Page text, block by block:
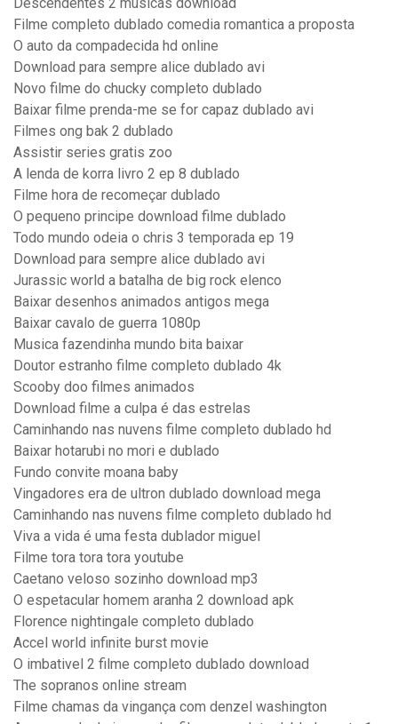
Descendentes 2 musicas download
Filme completo dublado comedia romantica a proposta
O auto da compadecida hd online
Download para sempre alice dublado avi
Novo filme do chucky completo dublado
Baixar filme prenda-me se for capaz dublado avi
Filmes ong bak 2 dublado
Assistir series gratis zoo
A lenda de korra livro 2 ep 8 dublado
Filme hora de recomeçar dublado
O pequeno principe download filme dublado
Todo mundo odeia o chris 3 temporada ep 19
Download para sempre alice dublado avi
Jurassic world a batalha de big rock elenco
Baixar desenhos animados antigos mega
Baixar cavalo de guerra 1080p
Musica fazendinha mundo bita baixar
Doutor estranho filme completo dublado 4k
Scooby doo filmes animados
Download filme a culpa é das estrelas
Caminhando nas nuvens filme completo dublado hd
Baixar hotarubi no mori e dublado
Fundo convite moana baby
Vingadores era de ultron dublado download mega
Caminhando nas nuvens filme completo dublado hd
Viva a vida é uma festa dublador miguel
Filme tora tora tora youtube
Caetano veloso sozinho download mp3
O espetacular homem aranha 2 download apk
Florence nightingale completo dublado
Accel world infinite burst movie
O imbativel 2 filme completo dublado download
The sopranos online stream
Filme chamas da vingança com denzel washington